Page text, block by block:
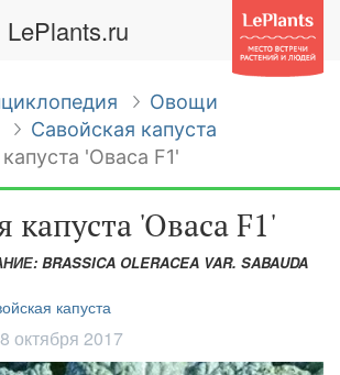
LePlants.ru
Овощи
Савойская капуста
'Оваса F1'
капуста 'Оваса F1'
BRASSICA OLERACEA VAR. SABAUDA
капуста
октября 2017